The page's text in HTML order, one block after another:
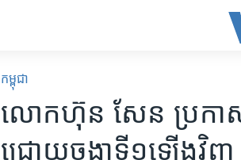
កម្ពុជា
លោក​ហ៊ុន សែន​ ​ប្រកាស​
ជ្រោយចង្វា​ទី១​ឡើង​